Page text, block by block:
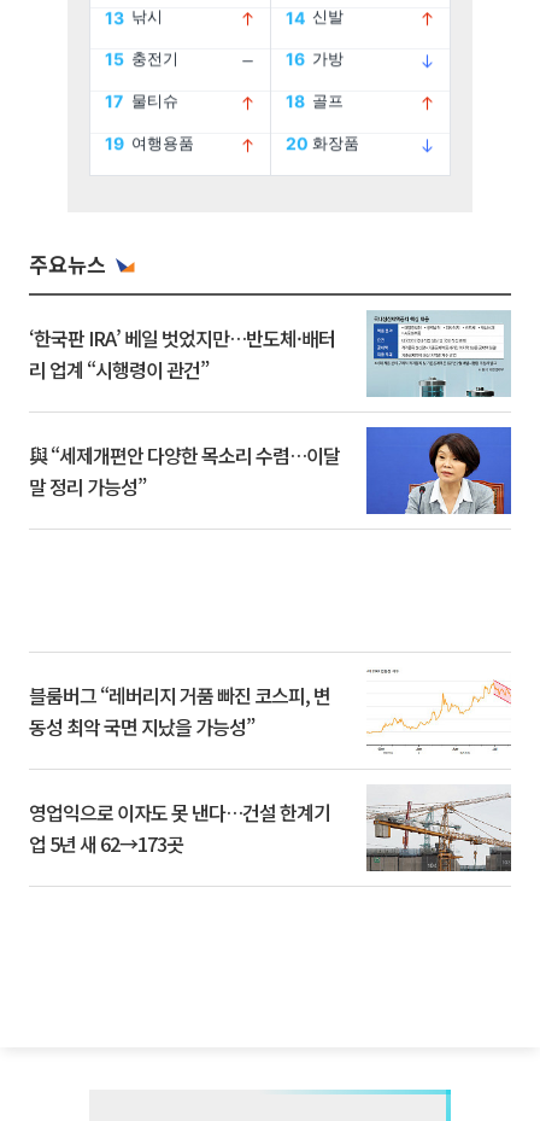
주요뉴스
‘한국판 IRA’ 베일 벗었지만…반도체·배터
리 업계 “시행령이 관건”
與 “세제개편안 다양한 목소리 수렴…이달
말 정리 가능성”
블룸버그 “레버리지 거품 빠진 코스피, 변
동성 최악 국면 지났을 가능성”
영업익으로 이자도 못 낸다…건설 한계기
업 5년 새 62→173곳